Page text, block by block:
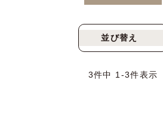
並び替え
3件中 1 -3件表示